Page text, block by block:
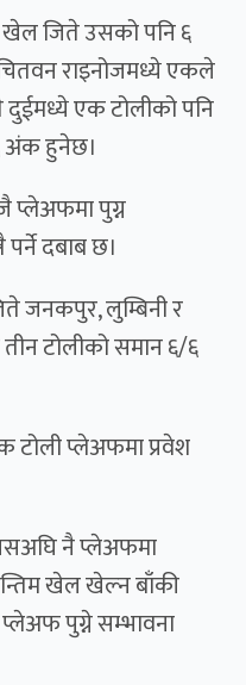
जिते उसको पनि ६
राइनोजमध्ये एकले
एक टोलीको पनि
अंक हुनेछ।
प्लेअफमा पुग्न
दबाब छ।
जनकपुर, लुम्बिनी र
टोलीको समान ६/६
टोली प्लेअफमा प्रवेश
नै प्लेअफमा
खेल खेल्न बाँकी
पुग्ने सम्भावना